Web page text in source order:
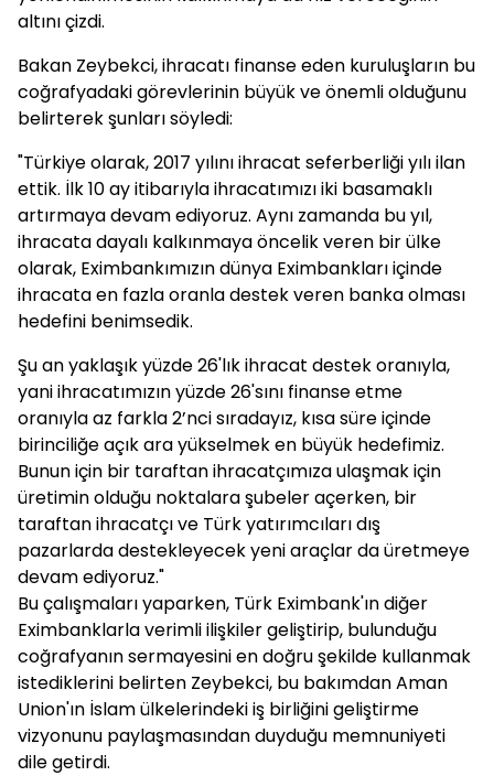
altını çizdi.
Bakan Zeybekci, ihracatı finanse eden kuruluşların bu
coğrafyadaki görevlerinin büyük ve önemli olduğunu
belirterek şunları söyledi:
"Türkiye olarak, 2017 yılını ihracat seferberliği yılı ilan
ettik. İlk 10 ay itibarıyla ihracatımızı iki basamaklı
artırmaya devam ediyoruz. Aynı zamanda bu yıl,
ihracata dayalı kalkınmaya öncelik veren bir ülke
olarak, Eximbankımızın dünya Eximbankları içinde
ihracata en fazla oranla destek veren banka olması
hedefini benimsedik.
Şu an yaklaşık yüzde 26'lık ihracat destek oranıyla,
yani ihracatımızın yüzde 26'sını finanse etme
oranıyla az farkla 2’nci sıradayız, kısa süre içinde
birinciliğe açık ara yükselmek en büyük hedefimiz.
Bunun için bir taraftan ihracatçımıza ulaşmak için
üretimin olduğu noktalara şubeler açerken, bir
taraftan ihracatçı ve Türk yatırımcıları dış
pazarlarda destekleyecek yeni araçlar da üretmeye
devam ediyoruz."
Bu çalışmaları yaparken, Türk Eximbank'ın diğer
Eximbanklarla verimli ilişkiler geliştirip, bulunduğu
coğrafyanın sermayesini en doğru şekilde kullanmak
istediklerini belirten Zeybekci, bu bakımdan Aman
Union'ın İslam ülkelerindeki iş birliğini geliştirme
vizyonunu paylaşmasından duyduğu memnuniyeti
dile getirdi.